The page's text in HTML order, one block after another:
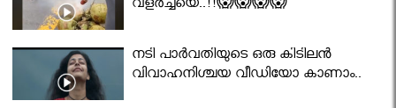
വളർച്ചയെ..!!😱😱😱😱
നടി പാർവതിയുടെ ഒരു കിടിലൻ
വിവാഹനിശ്ചയ വീഡിയോ കാണാം..